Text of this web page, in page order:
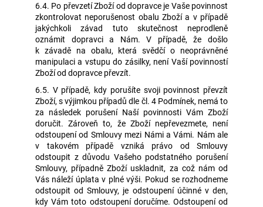
6.4. Po převzetí Zboží od dopravce je Vaše povinnost
zkontrolovat neporušenost obalu Zboží a v případě
jakýchkoli závad tuto skutečnost neprodleně
oznámit dopravci a Nám. V případě, že došlo
k závadě na obalu, která svědčí o neoprávněné
manipulaci a vstupu do zásilky, není Vaší povinností
Zboží od dopravce převzít.
6.5. V případě, kdy porušíte svoji povinnost převzít
Zboží, s výjimkou případů dle čl. 4 Podmínek, nemá to
za následek porušení Naší povinnosti Vám Zboží
doručit. Zároveň to, že Zboží nepřevezmete, není
odstoupení od Smlouvy mezi Námi a Vámi. Nám ale
v takovém případě vzniká právo od Smlouvy
odstoupit z důvodu Vašeho podstatného porušení
Smlouvy, případně Zboží uskladnit, za což nám od
Vás náleží úplata v plné výši. Pokud se rozhodneme
odstoupit od Smlouvy, je odstoupení účinné v den,
kdy Vám toto odstoupení doručíme. Odstoupení od